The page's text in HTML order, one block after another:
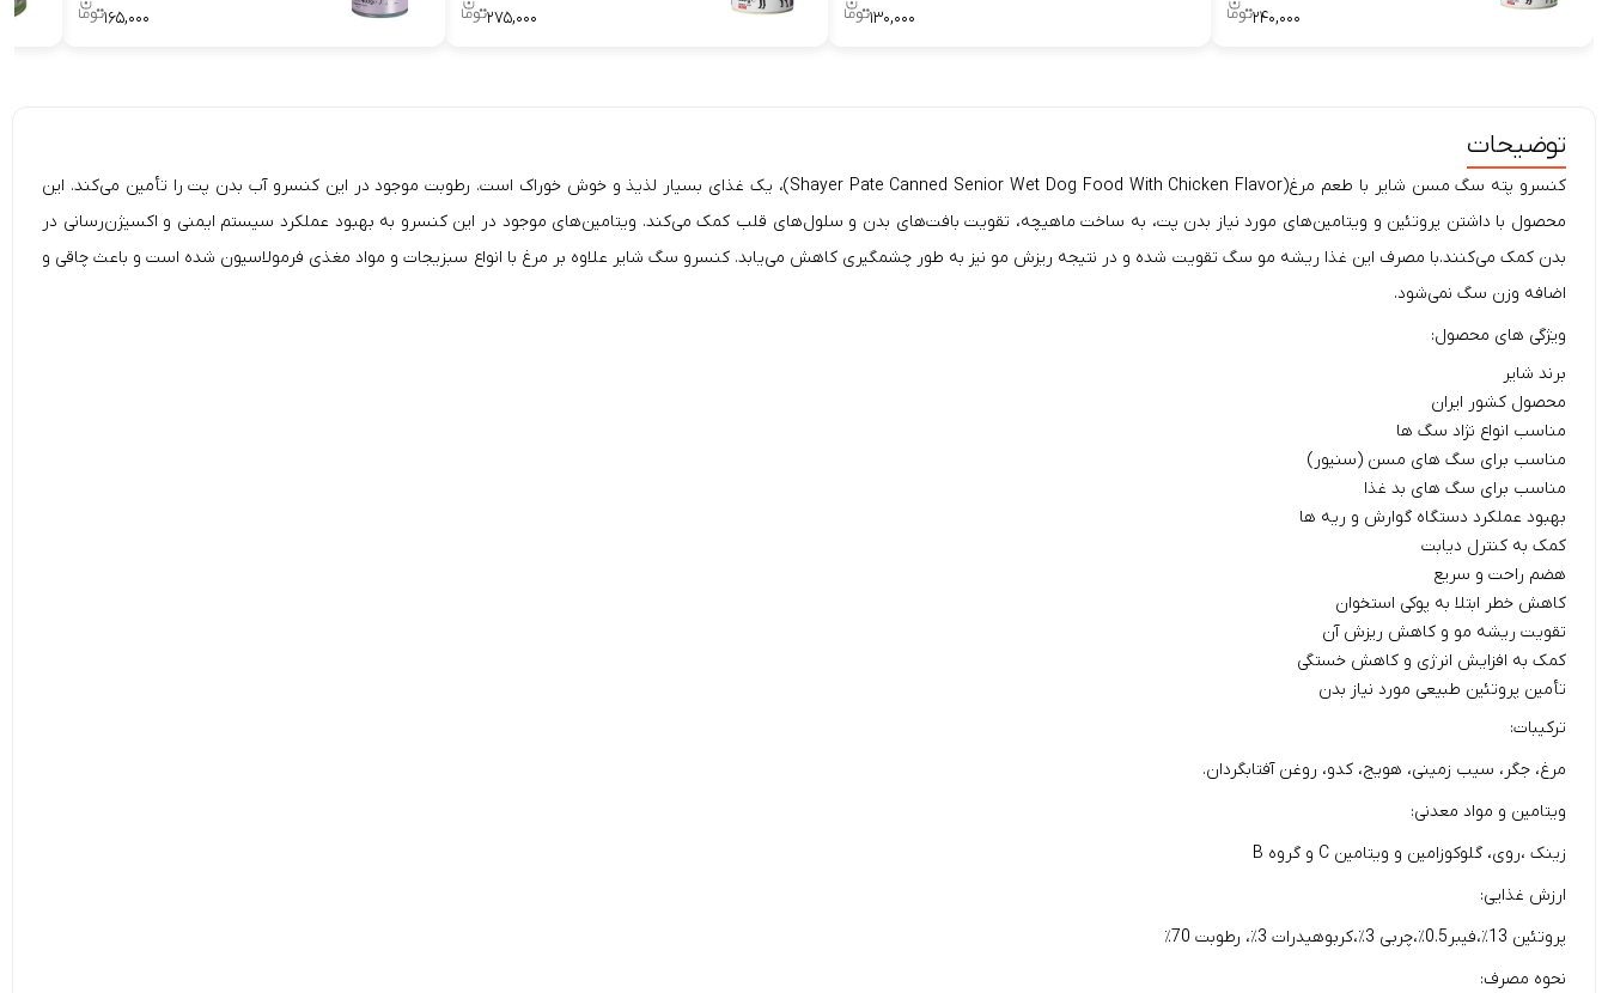
۲۴۰,۰۰۰ ۱۳۰,۰۰۰ ۲۷۵,۰۰۰ ۱۶۵,۰۰۰
توضیحات
کنسرو پته سگ مسن شایر
با طعم مرغ(Shayer Pate Canned Senior Wet Dog Food With Chicken Flavor)، یک غذای بسیار لذیذ و خوش خوراک است. رطوبت موجود در این کنسرو آب بدن پت را تأمین می‌کند. این
محصول با داشتن پروتئین و ویتامین‌های مورد نیاز بدن پت، به ساخت ماهیچه، تقویت بافت‌های بدن و سلول‌های قلب کمک می‌کند. ویتامین‌های موجود در این کنسرو به بهبود عملکرد سیستم ایمنی و اکسیژن‌رسانی در
بدن کمک می‌کنند.با مصرف این غذا ریشه مو سگ تقویت شده و در نتیجه ریزش مو نیز به طور چشمگیری کاهش می‌یابد. کنسرو سگ شایر علاوه بر مرغ با انواع سبزیجات و مواد مغذی فرمولاسیون شده است و باعث چاقی و
اضافه وزن سگ نمی‌شود.
ویژگی های محصول:
برند شایر
محصول کشور ایران
مناسب انواع نژاد سگ ها
مناسب برای سگ های مسن (سنیور)
مناسب برای سگ های بد غذا
بهبود عملکرد دستگاه گوارش و ریه ها
کمک به کنترل دیابت
هضم راحت و سریع
کاهش خطر ابتلا به پوکی استخوان
تقویت ریشه مو و کاهش ریزش آن
کمک به افزایش انرژی و کاهش خستگی
تأمین پروتئین طبیعی مورد نیاز بدن
ترکیبات:
مرغ، جگر، سیب زمینی، هویج، کدو، روغن آفتابگردان.
ویتامین و مواد معدنی:
زینک ،روی، گلوکوزامین و ویتامین C و گروه B
ارزش غذایی:
پروتئین 13٪،فیبر0.5٪،چربی 3٪،کربوهیدرات 3٪، رطوبت 70٪
نحوه مصرف: